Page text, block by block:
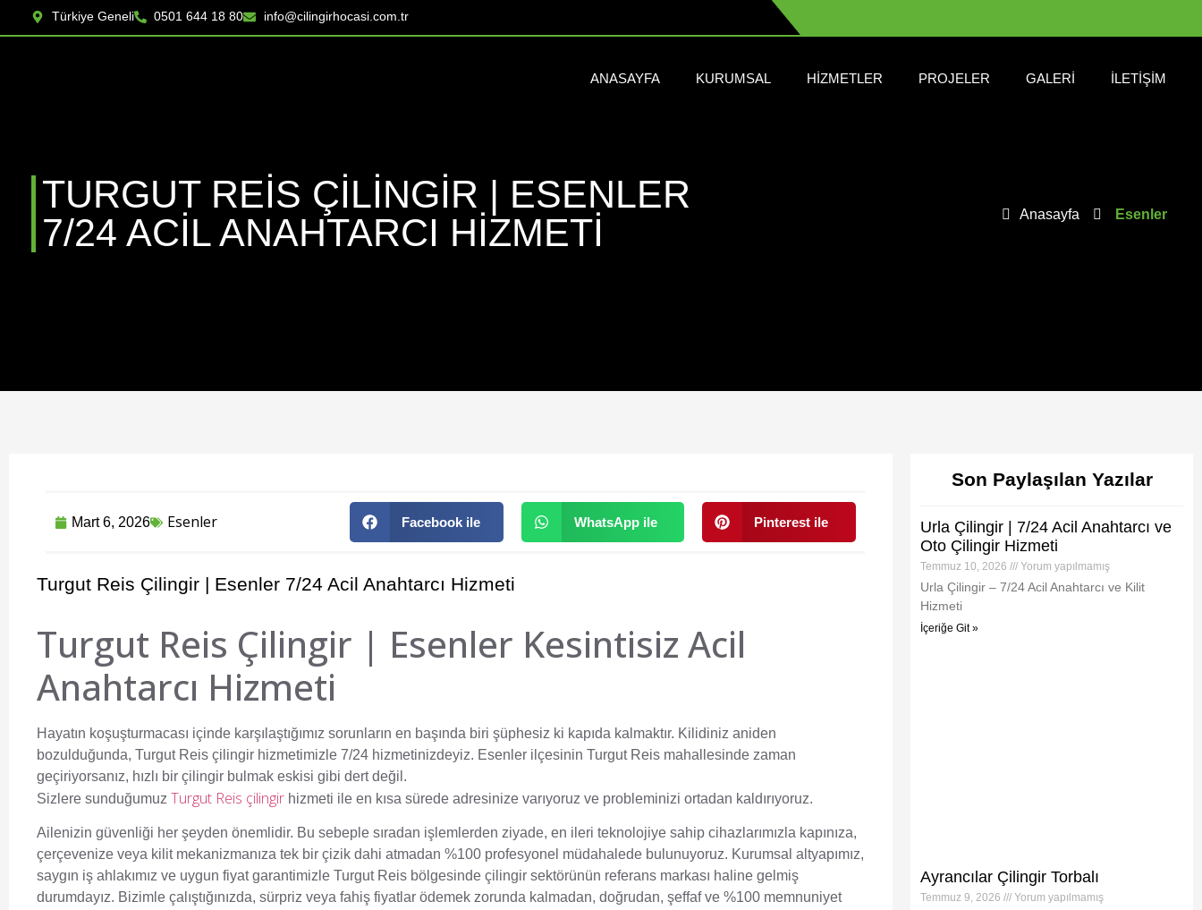
Türkiye Geneli 0501 644 18 80 info@cilingirhocasi.com.tr
ANASAYFA KURUMSAL HIZMETLER PROJELER GALERI İLETIŞIM
TURGUT REIS ÇILINGIR | ESENLER
7/24 ACIL ANAHTARCI HIZMETI
Anasayfa Esenler
Mart 6, 2026 Esenler Facebook ile WhatsApp ile Pinterest ile
Turgut Reis Çilingir | Esenler 7/24 Acil Anahtarcı Hizmeti
Turgut Reis Çilingir | Esenler Kesintisiz Acil
Anahtarcı Hizmeti
Hayatın koşuşturmacası içinde karşılaştığımız sorunların en başında biri şüphesiz ki kapıda kalmaktır. Kilidiniz aniden
bozulduğunda, Turgut Reis çilingir hizmetimizle 7/24 hizmetinizdeyiz. Esenler ilçesinin Turgut Reis mahallesinde zaman
geçiriyorsanız, hızlı bir çilingir bulmak eskisi gibi dert değil.
Sizlere sunduğumuz Turgut Reis çilingir hizmeti ile en kısa sürede adresinize varıyoruz ve probleminizi ortadan kaldırıyoruz.
Ailenizin güvenliği her şeyden önemlidir. Bu sebeple sıradan işlemlerden ziyade, en ileri teknolojiye sahip cihazlarımızla kapınıza,
çerçevenize veya kilit mekanizmanıza tek bir çizik dahi atmadan %100 profesyonel müdahalede bulunuyoruz. Kurumsal altyapımız,
saygın iş ahlakımız ve uygun fiyat garantimizle Turgut Reis bölgesinde çilingir sektörünün referans markası haline gelmiş
durumdayız. Bizimle çalıştığınızda, sürpriz veya fahiş fiyatlar ödemek zorunda kalmadan, doğrudan, şeffaf ve %100 memnuniyet
Son Paylaşılan Yazılar
Urla Çilingir | 7/24 Acil Anahtarcı ve
Oto Çilingir Hizmeti
Temmuz 10, 2026 Yorum yapılmamış
Urla Çilingir – 7/24 Acil Anahtarcı ve Kilit
Hizmeti
İçeriğe Git »
Ayrancılar Çilingir Torbalı
Temmuz 9, 2026 Yorum yapılmamış